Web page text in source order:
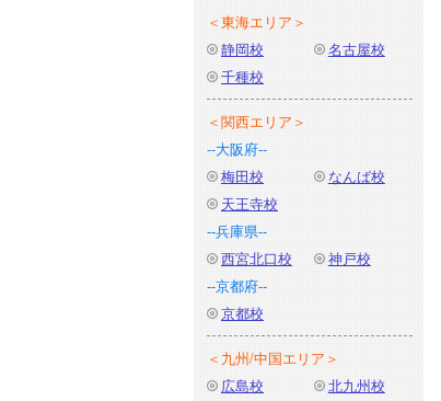
＜東海エリア＞
静岡校
名古屋校
千種校
＜関西エリア＞
--大阪府--
梅田校
なんば校
天王寺校
--兵庫県--
西宮北口校
神戸校
--京都府--
京都校
＜九州/中国エリア＞
広島校
北九州校